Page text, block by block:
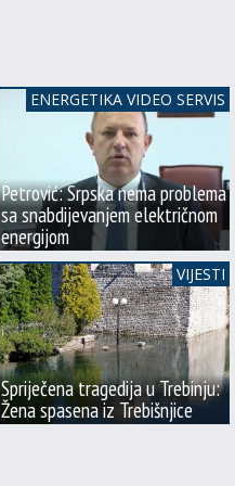
Petrović: Srpska nema problema
sa snabdijevanjem električnom
energijom
ENERGETIKA VIDEO SERVIS
Spriječena tragedija u Trebinju:
Žena spasena iz Trebišnjice
VIJESTI